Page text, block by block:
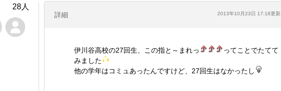
詳細 2013年10月23日 17:18更新
伊川谷高校の27回生、この指と～まれっ
ってことでたてて
みました
他の学年はコミュあったんですけど、27回生はなかったし
28人